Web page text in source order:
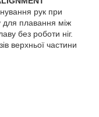
рук при
для плавання між
без роботи ніг.
верхньої частини